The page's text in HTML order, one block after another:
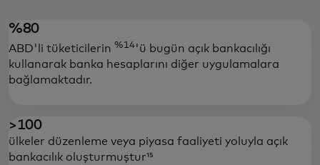
%80
ABD'li tüketicilerin %14'ü bugün açık bankacılığı
kullanarak banka hesaplarını diğer uygulamalara
bağlamaktadır.
>100
ülkeler düzenleme veya piyasa faaliyeti yoluyla açık
bankacılık oluşturmuştur¹⁵